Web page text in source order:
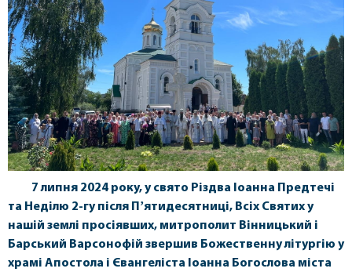
7 липня 2024 року, у свято Різдва Іоанна Предтечі
та Неділю 2-гу після Пʼятидесятниці, Всіх Святих у
нашій землі просіявших, митрополит Вінницький і
Барський Варсонофій звершив Божественну літургію у
храмі Апостола і Євангеліста Іоанна Богослова міста